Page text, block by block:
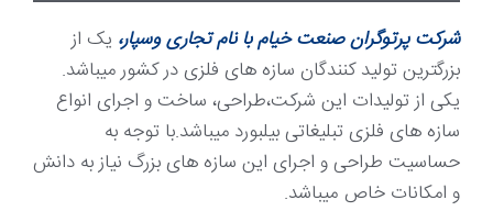
شرکت پرتوگران صنعت خیام با نام تجاری وسپار، یک از
بزرگترین تولید کنندگان سازه های فلزی در کشور میباشد.
یکی از تولیدات این شرکت،طراحی، ساخت و اجرای انواع
سازه های فلزی تبلیغاتی بیلبورد میباشد.با توجه به
حساسیت طراحی و اجرای این سازه های بزرگ نیاز به دانش
و امکانات خاص میباشد.